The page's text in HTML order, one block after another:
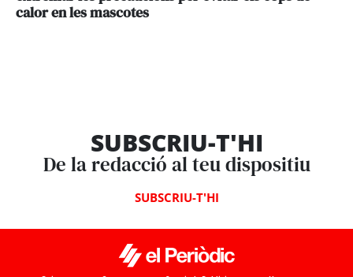
calor en les mascotes
SUBSCRIU-T'HI
De la redacció al teu dispositiu
SUBSCRIU-T'HI